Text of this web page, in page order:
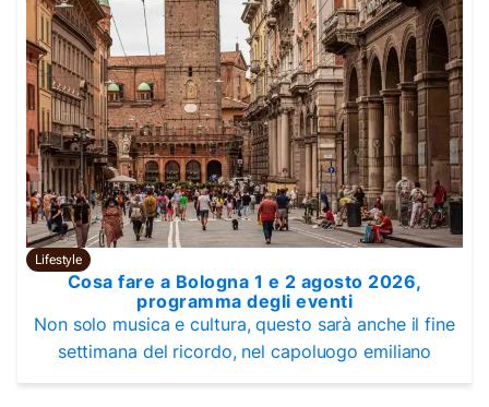
Lifestyle
Cosa fare a Bologna 1 e 2 agosto 2026,
programma degli eventi
Non solo musica e cultura, questo sarà anche il fine
settimana del ricordo, nel capoluogo emiliano